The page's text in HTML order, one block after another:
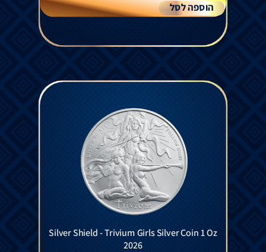
הוספה לסל
Silver Shield - Trivium Girls Silver Coin 1 Oz
2026